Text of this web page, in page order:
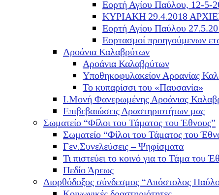
Εορτή Αγίου Παύλου, 12-5-
ΚΥΡΙΑΚΗ 29.4.2018
Εορτή Αγίου Παύλου
Εορτασμοί προηγούμενων
Αροάνια Καλαβρύτων
Αροάνια Καλαβρύτων
Υποθηκοφυλακείον Αροανίας
Το κυπαρίσσι του «Παυσανία»
Ι.Μονή Φανερωμένης Αροάνιας
Επιβεβαιώσεις Δραστηριοτήτων μας
Σωματείο “Φίλοι του Τάματος του Έθνους”
Σωματείο “Φίλοι του Τάματος του
Γεν.Συνελεύσεις – Ψηφίσματα
Τι πιστεύει το κοινό για το Τάμα του
Πεδίο Άρεως
Διορθόδοξος σύνδεσμος “Απόστολος